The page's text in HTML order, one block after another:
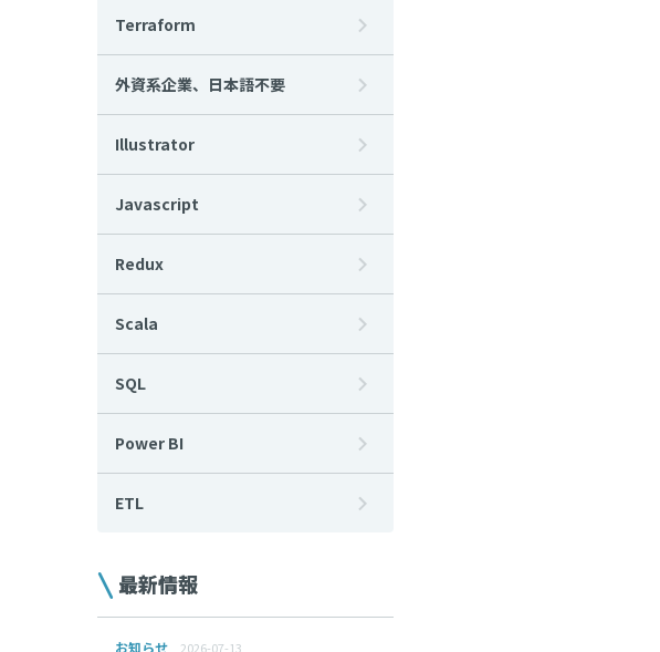
Terraform
外資系企業、日本語不要
Illustrator
Javascript
Redux
Scala
SQL
Power BI
ETL
最新情報
お知らせ 2026-07-13